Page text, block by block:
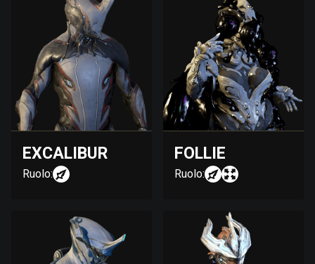
EXCALIBUR
Ruolo:
FOLLIE
Ruolo: